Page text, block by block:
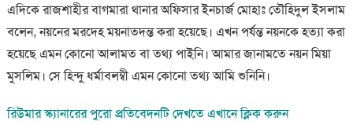
এদিকে রাজশাহীর বাগমারা থানার অফিসার ইনচার্জ মোহাঃ তৌহিদুল ইসলাম
বলেন, নয়নের মরদেহ ময়নাতদন্ত করা হয়েছে। এখন পর্যন্ত নয়নকে হত্যা করা
হয়েছে এমন কোনো আলামত বা তথ্য পাইনি। আমার জানামতে নয়ন মিয়া
মুসলিম। সে হিন্দু ধর্মাবলম্বী এমন কোনো তথ্য আমি শুনিনি।
রিউমার স্ক্যানারের পুরো প্রতিবেদনটি দেখতে এখানে ক্লিক করুন